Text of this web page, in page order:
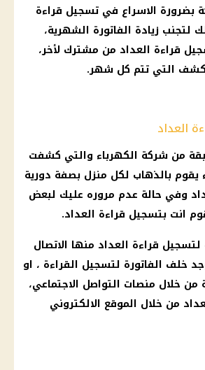
بضرورة الاسراع في تسجيل قراءة
لتجنب زيادة الفاتورة الشهرية،
قراءة العداد من مشترك لأخر،
التي تتم كل شهر.
العداد
من شركة الكهرباء والتي كشفت
يقوم بالذهاب لكل منزل بصفة دورية
وفي حالة عدم مروره عليك لبعض
انت بتسجيل قراءة العداد.
قراءة العداد منها الاتصال
خلف الفاتورة لتسجيل القراءة ، او
من خلال منصات التواصل الاجتماعي،
من خلال الموقع الالكتروني